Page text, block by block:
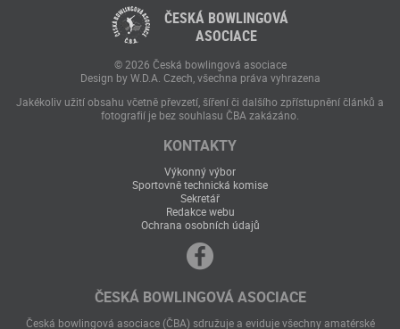
ČESKÁ BOWLINGOVÁ
ASOCIACE
© 2026 Česká bowlingová asociace
Design by W.D.A. Czech, všechna práva vyhrazena
Jakékoliv užití obsahu včetně převzetí, šíření či dalšího zpřístupnění článků a
fotografií je bez souhlasu ČBA zakázáno.
KONTAKTY
Výkonný výbor
Sportovně technická komise
Sekretář
Redakce webu
Ochrana osobních údajů
ČESKÁ BOWLINGOVÁ ASOCIACE
Česká bowlingová asociace (ČBA) sdružuje a eviduje všechny amatérské